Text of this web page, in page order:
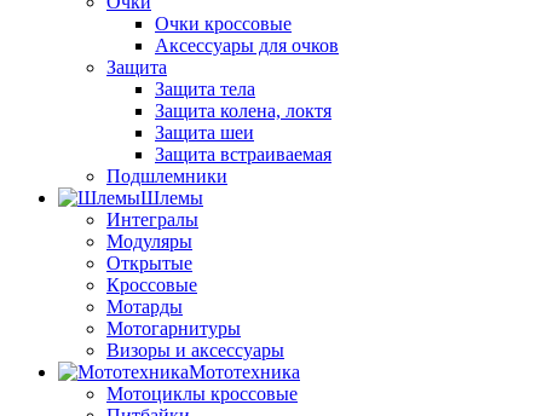
Очки кроссовые
Аксессуары для очков
Защита
Защита тела
Защита колена, локтя
Защита шеи
Защита встраиваемая
Подшлемники
Шлемы
Интегралы
Модуляры
Открытые
Кроссовые
Мотарды
Мотогарнитуры
Визоры и аксессуары
Мототехника
Мотоциклы кроссовые